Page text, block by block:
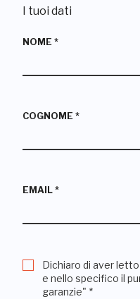
I tuoi dati
NOME *
COGNOME *
EMAIL *
Dichiaro di aver letto
e nello specifico il
garanzie" *